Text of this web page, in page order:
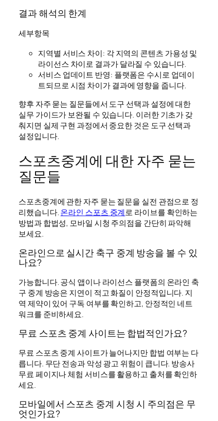
결과 해석의 한계
세부항목
지역별 서비스 차이: 각 지역의 콘텐츠 가용성 및
라이선스 차이로 결과가 달라질 수 있습니다.
서비스 업데이트 반영: 플랫폼은 수시로 업데이
트되므로 시점 차이가 결과에 영향을 줍니다.
향후 자주 묻는 질문들에서 도구 선택과 설정에 대한
실무 가이드가 보완될 수 있습니다. 이러한 기초가 갖
춰지면 실제 구현 과정에서 중요한 것은 도구 선택과
설정입니다.
스포츠중계에 대한 자주 묻는
질문들
스포츠중계에 관한 자주 묻는 질문을 실전 관점으로 정
리했습니다.온라인 스포츠 중계로 라이브를 확인하는
방법과 합법성, 모바일 시청 주의점을 간단히 파악해
보세요.
온라인으로 실시간 축구 중계 방송을 볼 수 있
나요?
가능합니다. 공식 앱이나 라이선스 플랫폼의 온라인 축
구 중계 방송은 지연이 적고 화질이 안정적입니다. 지
역 제약이 있어 구독 여부를 확인하고, 안정적인 네트
워크를 준비하세요.
무료 스포츠 중계 사이트는 합법적인가요?
무료 스포츠 중계 사이트가 늘어나지만 합법 여부는 다
릅니다. 무단 전송과 악성 광고 위험이 큽니다. 방송사
무료 페이지나 체험 서비스를 활용하고 출처를 확인하
세요.
모바일에서 스포츠 중계 시청 시 주의점은 무
엇인가요?